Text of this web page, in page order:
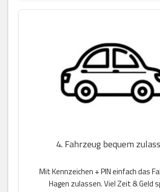
4. Fahrzeug bequem
Mit Kennzeichen + PIN einfach das
Hagen zulassen. Viel Zeit & Geld